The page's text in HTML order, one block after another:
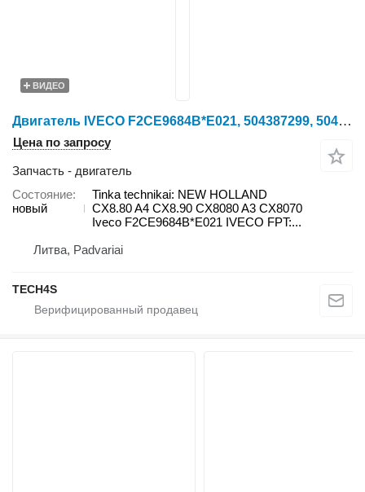
ВИДЕО
Двигатель IVECO F2CE9684B*E021, 504387299, 504323581, 84247646 Tinka для зерноуборочного комбайна New Holland CX8.80 A4
Цена по запросу
Запчасть - двигатель
Состояние
новый
Tinka technikai: NEW HOLLAND
CX8.80 A4 CX8.90 CX8080 A3 CX8070
Iveco F2CE9684B*E021 IVECO FPT:...
Литва, Padvariai
TECH4S